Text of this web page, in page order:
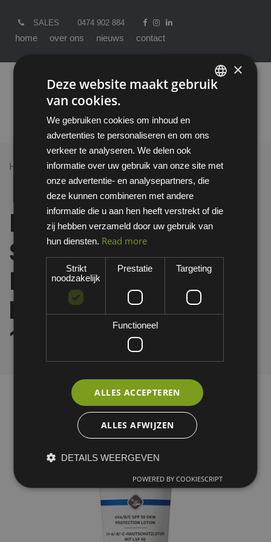
SALES 0474 902 884
home over ons nieuws contact
Home >All Products
Deb Stoko Stokoderm Sun Protect 50 Pure
huidbeschermer - 100 ML
Deb Stoko
Stokoderm Sun
Protect 50 Pure
huidbeschermer -
100 ML
×
Deze website maakt gebruik
van cookies.
We gebruiken cookies om inhoud en
advertenties te personaliseren en om ons
verkeer te analyseren. We delen ook
informatie over uw gebruik van onze site met
onze advertentie- en analysepartners, die
deze kunnen combineren met andere
informatie die u aan hen heeft verstrekt of die
zij hebben verzameld door uw gebruik van
hun diensten. Read more
Strikt
noodzakelijk
Prestatie Targeting
Functioneel
ALLES ACCEPTEREN
ALLES AFWIJZEN
DETAILS WEERGEVEN
POWERED BY COOKIESCRIPT